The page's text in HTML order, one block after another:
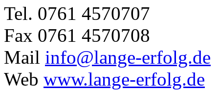
Tel. 0761 4570707
Fax 0761 4570708
Mail info@lange-erfolg.de
Web www.lange-erfolg.de